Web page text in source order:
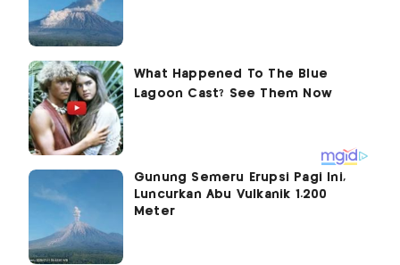
Gunung Semeru Erupsi Pagi Ini,
Luncurkan Abu Vulkanik 1.200
Meter